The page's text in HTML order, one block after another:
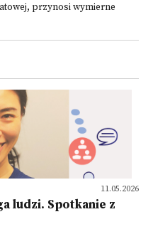
przynosi wymierne
11.05.2026
ludzi. Spotkanie z